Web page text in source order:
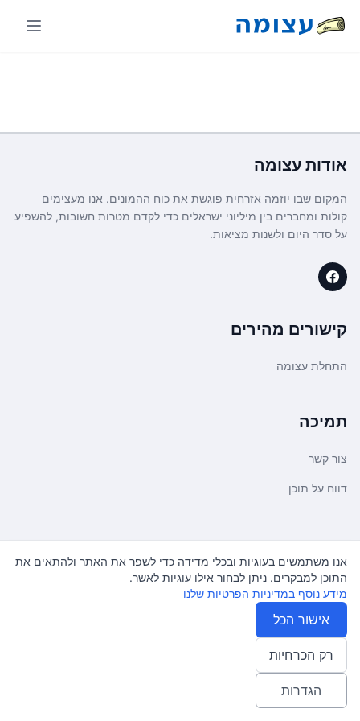
אודות עצומה
המקום שבו יוזמה אזרחית פוגשת את כוח ההמונים. אנו מעצימים
קולות ומחברים בין מיליוני ישראלים כדי לקדם מטרות חשובות, להשפיע
על סדר היום ולשנות מציאות.
קישורים מהירים
התחלת עצומה
תמיכה
צור קשר
דווח על תוכן
משפטי ועדכונים
מדיניות פרטיות
תנאי שימוש
© 2026 עצומה. כל הזכויות שמורות.
אנו משתמשים בעוגיות ובכלי מדידה כדי לשפר את האתר ולהתאים את
התוכן למבקרים. ניתן לבחור אילו עוגיות לאשר.
מידע נוסף במדיניות הפרטיות שלנו
אישור הכל
רק הכרחיות
הגדרות